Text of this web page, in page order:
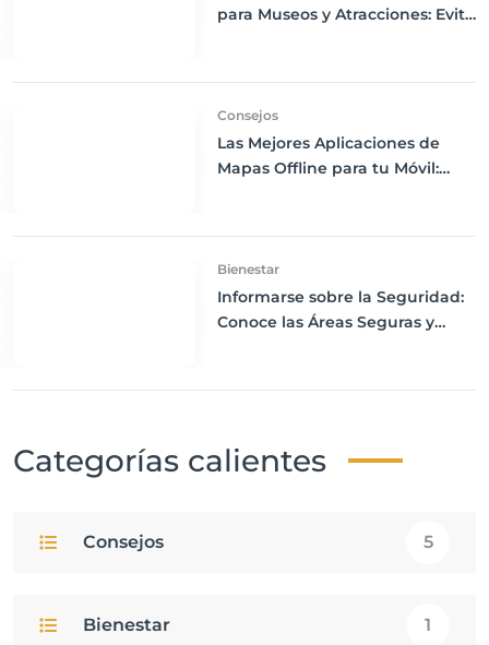
para Museos y Atracciones: Evita
Consejos
Las Mejores Aplicaciones de
Mapas Offline para tu Móvil:
Bienestar
Informarse sobre la Seguridad:
Conoce las Áreas Seguras y
Categorías calientes
Consejos 5
Bienestar 1